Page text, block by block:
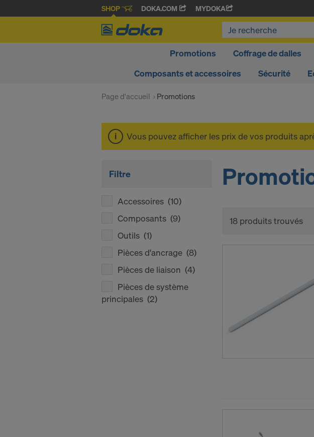
SHOP DOKA.COM MYDOKA
Promotions Coffrage de dalles
Composants et accessoires
Sécurité
Page d'accueil Promotions
Vous pouvez afficher les prix de vos produits
Filtre
Accessoires (10)
Composants (9)
Outils (1)
Pièces d'ancrage (8)
Pièces de liaison (4)
Pièces de système
principales (2)
18 produits trouvés